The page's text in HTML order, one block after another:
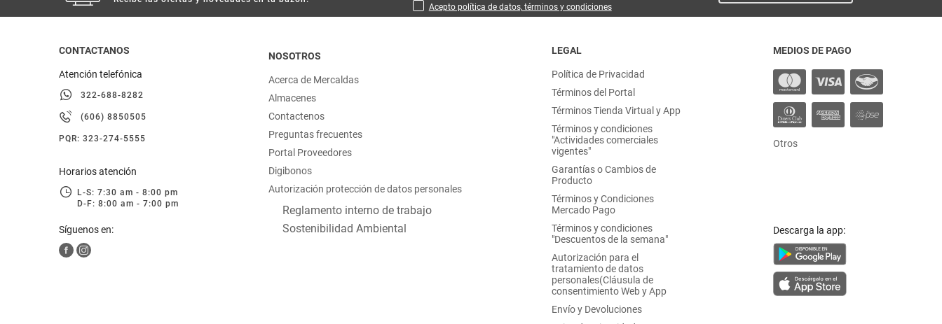
Acepto política de datos, términos y condiciones
CONTACTANOS
Atención telefónica
322-688-8282
(606) 8850505
PQR: 323-274-5555
Horarios atención
L-S: 7:30 am - 8:00 pm
D-F: 8:00 am - 7:00 pm
Síguenos en:
NOSOTROS
Acerca de Mercaldas
Almacenes
Contactenos
Preguntas frecuentes
Portal Proveedores
Digibonos
Autorización protección de datos personales
Reglamento interno de trabajo
Sostenibilidad Ambiental
LEGAL
Política de Privacidad
Términos del Portal
Términos Tienda Virtual y App
Términos y condiciones
"Actividades comerciales
vigentes"
Garantías o Cambios de
Producto
Términos y Condiciones
Mercado Pago
Términos y condiciones
"Descuentos de la semana"
Autorización para el
tratamiento de datos
personales(Cláusula de
consentimiento Web y App
Envío y Devoluciones
MEDIOS DE PAGO
Otros
Descarga la app: